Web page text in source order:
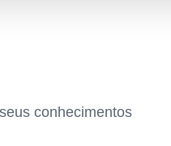
conhecimentos